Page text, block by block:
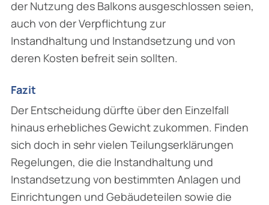
der Nutzung des Balkons ausgeschlossen seien,
auch von der Verpflichtung zur
Instandhaltung und Instandsetzung und von
deren Kosten befreit sein sollten.
Fazit
Der Entscheidung dürfte über den Einzelfall
hinaus erhebliches Gewicht zukommen. Finden
sich doch in sehr vielen Teilungserklärungen
Regelungen, die die Instandhaltung und
Instandsetzung von bestimmten Anlagen und
Einrichtungen und Gebäudeteilen sowie die